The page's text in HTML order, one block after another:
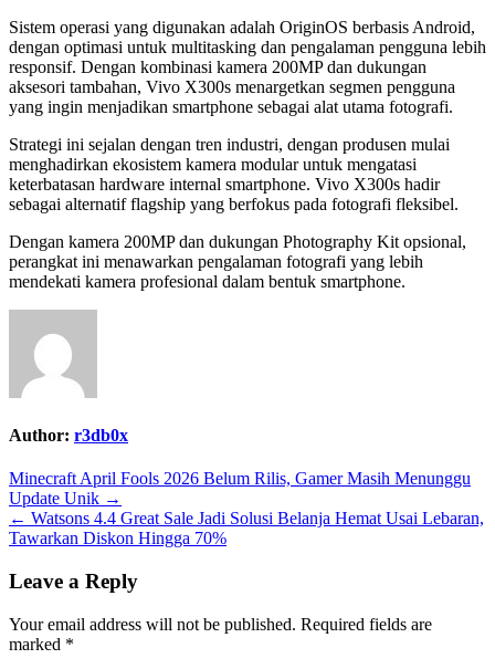
Sistem operasi yang digunakan adalah OriginOS berbasis Android,
dengan optimasi untuk multitasking dan pengalaman pengguna lebih
responsif. Dengan kombinasi kamera 200MP dan dukungan
aksesori tambahan, Vivo X300s menargetkan segmen pengguna
yang ingin menjadikan smartphone sebagai alat utama fotografi.
Strategi ini sejalan dengan tren industri, dengan produsen mulai
menghadirkan ekosistem kamera modular untuk mengatasi
keterbatasan hardware internal smartphone. Vivo X300s hadir
sebagai alternatif flagship yang berfokus pada fotografi fleksibel.
Dengan kamera 200MP dan dukungan Photography Kit opsional,
perangkat ini menawarkan pengalaman fotografi yang lebih
mendekati kamera profesional dalam bentuk smartphone.
Author: r3db0x
Post
navigation
Minecraft April Fools 2026 Belum Rilis, Gamer Masih Menunggu
Update Unik →
← Watsons 4.4 Great Sale Jadi Solusi Belanja Hemat Usai Lebaran,
Tawarkan Diskon Hingga 70%
Leave a Reply
Your email address will not be published. Required fields are
marked *